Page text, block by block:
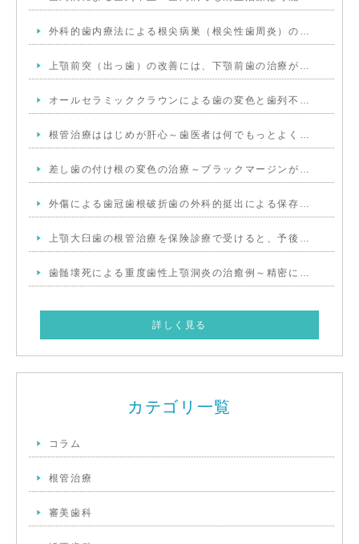
外科的歯内療法による根尖病巣（根尖性歯周炎）の…
上顎前突（出っ歯）の改善には、下顎前歯の治療が…
オールセラミッククラウンによる歯の変色と歯列不…
根管治療ははじめが肝心～歯医者は何でもっとよく…
差し歯の付け根の変色の治療～ブラックマージンが…
外傷による歯冠歯根破折歯の外科的挺出による保存…
上顎大臼歯の根管治療を保険診療で受けると、予後…
歯髄壊死による重度歯性上顎洞炎の治癒例～精密に…
詳しく見る
カテゴリ一覧
コラム
根管治療
審美歯科